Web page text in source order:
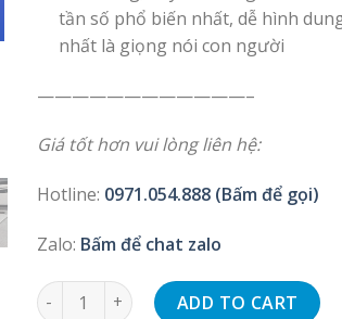
tần số phổ biến nhất, dễ hình
nhất là giọng nói con người
————————————–
Giá tốt hơn vui lòng liên hệ:
Hotline: 0971.054.888 (Bấm để gọi)
Zalo: Bấm để chat zalo
Loa trung tâm quantityADD TO CART